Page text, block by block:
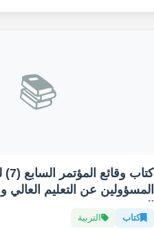
📚
كتاب
المسؤولين عن التعليم العالي
العرب
كتاب التربية